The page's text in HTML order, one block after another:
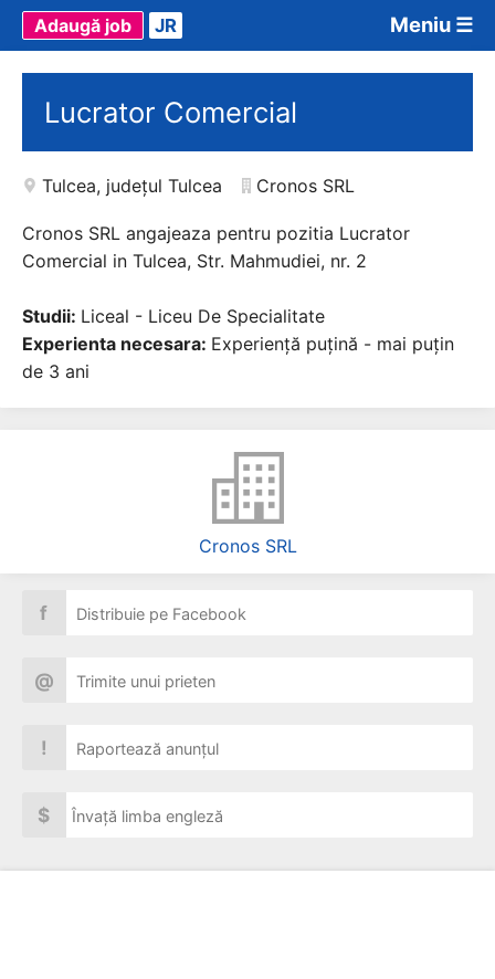
Meniu ☰
Adaugă job JR
Lucrator Comercial
Tulcea, județul Tulcea Cronos SRL
Cronos SRL angajeaza pentru pozitia Lucrator
Comercial in Tulcea, Str. Mahmudiei, nr. 2
Studii: Liceal - Liceu De Specialitate
Experienta necesara: Experiență puțină - mai puțin
de 3 ani
Cronos SRL
f Distribuie pe Facebook
@ Trimite unui prieten
! Raportează anunțul
$ Învață limba engleză